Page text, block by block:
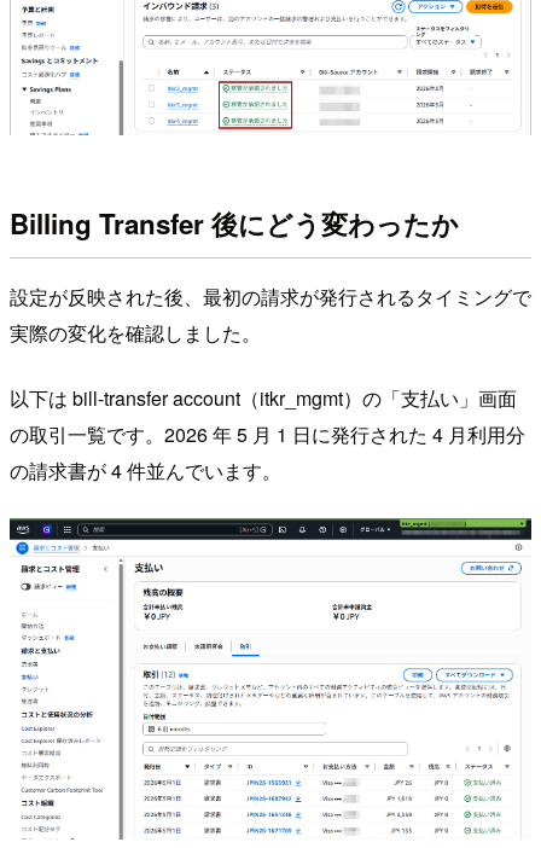
Billing Transfer 後にどう変わったか
設定が反映された後、最初の請求が発行されるタイミングで
実際の変化を確認しました。
以下は bill-transfer account（itkr_mgmt）の「支払い」画面
の取引一覧です。2026 年 5 月 1 日に発行された 4 月利用分
の請求書が 4 件並んでいます。